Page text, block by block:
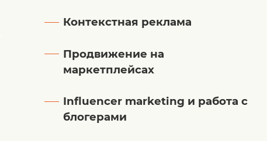
Контекстная реклама
Продвижение на
маркетплейсах
Influencer marketing и работа с
блогерами